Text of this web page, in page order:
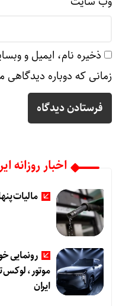
ذخیره نام، ایمیل و
زمانی که دوباره
اخبار روزانه
مالیات
ایران